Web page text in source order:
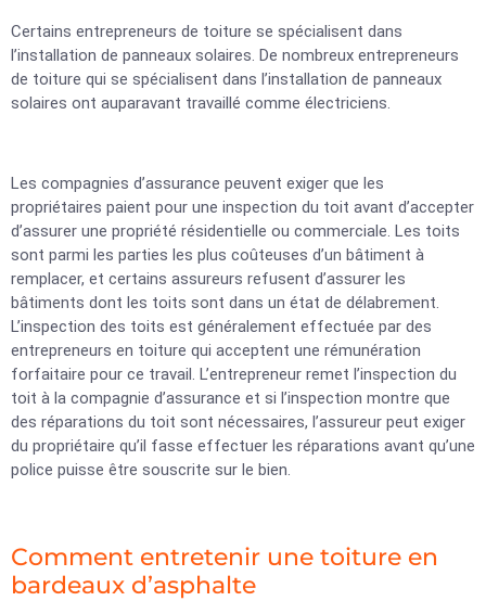
Certains entrepreneurs de toiture se spécialisent dans
l’installation de panneaux solaires. De nombreux entrepreneurs
de toiture qui se spécialisent dans l’installation de panneaux
solaires ont auparavant travaillé comme électriciens.
Les compagnies d’assurance peuvent exiger que les
propriétaires paient pour une inspection du toit avant d’accepter
d’assurer une propriété résidentielle ou commerciale. Les toits
sont parmi les parties les plus coûteuses d’un bâtiment à
remplacer, et certains assureurs refusent d’assurer les
bâtiments dont les toits sont dans un état de délabrement.
L’inspection des toits est généralement effectuée par des
entrepreneurs en toiture qui acceptent une rémunération
forfaitaire pour ce travail. L’entrepreneur remet l’inspection du
toit à la compagnie d’assurance et si l’inspection montre que
des réparations du toit sont nécessaires, l’assureur peut exiger
du propriétaire qu’il fasse effectuer les réparations avant qu’une
police puisse être souscrite sur le bien.
Comment entretenir une toiture en
bardeaux d’asphalte